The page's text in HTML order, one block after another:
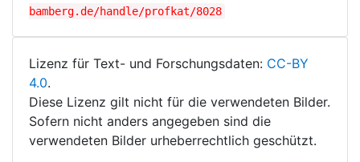
bamberg.de/handle/profkat/8028
Lizenz für Text- und Forschungsdaten: CC-BY
4.0.
Diese Lizenz gilt nicht für die verwendeten Bilder.
Sofern nicht anders angegeben sind die
verwendeten Bilder urheberrechtlich geschützt.